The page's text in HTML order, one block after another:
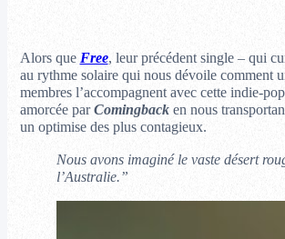
Alors que Free, leur précédent single – qui
au rythme solaire qui nous dévoile comment
membres l’accompagnent avec cette indie-
amorcée parComingbacken nous
un optimise des plus contagieux.
Nous avons imaginé le vaste désert
l’Australie.”